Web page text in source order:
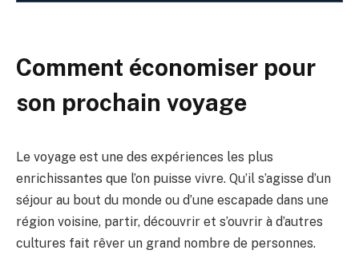
Comment économiser pour
son prochain voyage
Le voyage est une des expériences les plus
enrichissantes que l’on puisse vivre. Qu’il s’agisse d’un
séjour au bout du monde ou d’une escapade dans une
région voisine, partir, découvrir et s’ouvrir à d’autres
cultures fait rêver un grand nombre de personnes.